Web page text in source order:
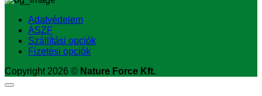
Adatvédelem
ÁSZF
Szállítási opciók
Fizetési opciók
Copyright 2026 © Nature Force Kft.